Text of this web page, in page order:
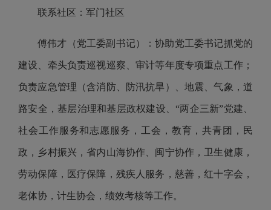
联系社区：军门社区
傅伟才（党工委副书记）：协助党工委书记抓党的
建设、牵头负责巡视巡察、审计等年度专项重点工作；
负责应急管理（含消防、防汛抗旱）、地震、气象，道
路安全，基层治理和基层政权建设、“两企三新”党建、
社会工作服务和志愿服务，工会，教育，共青团，民
政，乡村振兴，省内山海协作、闽宁协作，卫生健康，
劳动保障，医疗保障，残疾人服务，慈善，红十字会，
老体协，计生协会，绩效考核等工作。